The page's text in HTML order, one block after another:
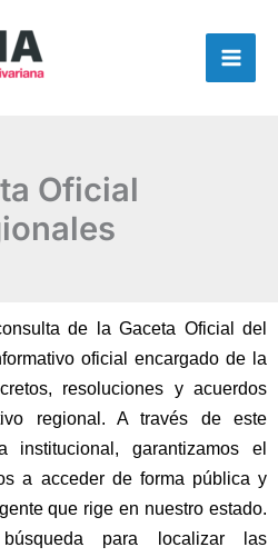
Oficial
de la Gaceta Oficial del
oficial encargado de la
resoluciones y acuerdos
regional. A través de este
institucional, garantizamos el
a acceder de forma pública y
que rige en nuestro estado.
para localizar las